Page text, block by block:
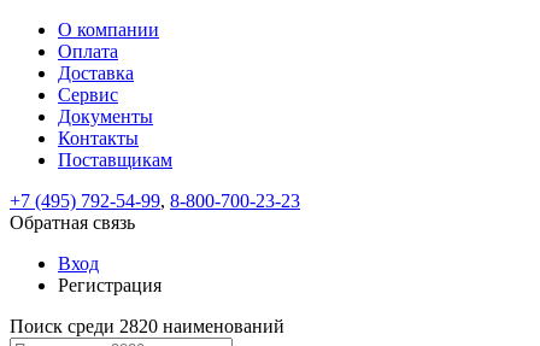
ВходРегистрация
Только
test@example.com
отправлена
по
ней
для
регистрации.
Ок
Только
Восстановление
пароля
Заполните
форму.
Мы
отправим
ссылку
на
указанный
электронный
На
вашу
test@test.ru
отправлена
ссылка.
Перейдите
Введите
новый
пароль
Пароль
успешно
Войти
Обратная
связь
Сообщение
Ваше
сообщение
успешно
О компании
Оплата
Доставка
Сервис
Документы
Контакты
Поставщикам
+7 (495) 792-54-99, 8-800-700-23-23
Обратная связь
Вход
Регистрация
Поиск среди 2820 наименований